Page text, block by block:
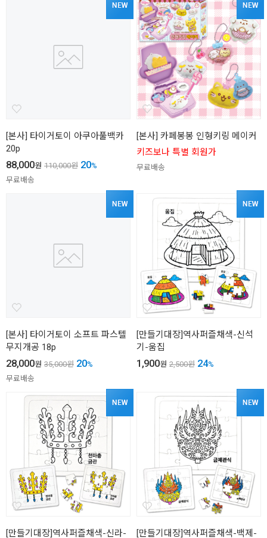
[본사] 타이거토이 아쿠아풀백카
20p
88,000원 110,000원 20%
무료배송
[본사] 카페봉봉 인형키링 메이커
키즈보나 특별 회원가
무료배송
[본사] 타이거토이 소프트 파스텔
무지개공 18p
28,000원 35,000원 20%
무료배송
[만들기대장]역사퍼즐채색-신석
기-움집
1,900원 2,500원 24%
[만들기대장]역사퍼즐채색-신라-
[만들기대장]역사퍼즐채색-백제-